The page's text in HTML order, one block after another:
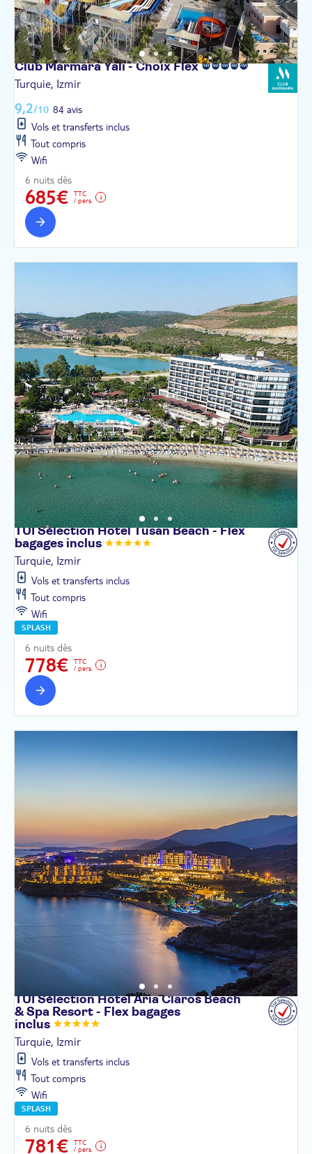
Club Marmara Yali - ChoixFlex
Turquie, Izmir
9,2/10 84 avis
Vols et transferts inclus
Tout compris
Wifi
6 nuits dès
685€
TTC
/ pers.
TUI Sélection Hôtel Tusan Beach - Flex
bagages inclus
Turquie, Izmir
Vols et transferts inclus
Tout compris
Wifi
SPLASH
6 nuits dès
778€
TTC
/ pers.
TUI Sélection Hôtel Aria Claros Beach
& Spa Resort - Flex bagages
inclus
Turquie, Izmir
Vols et transferts inclus
Tout compris
Wifi
SPLASH
6 nuits dès
781€
TTC
/ pers.